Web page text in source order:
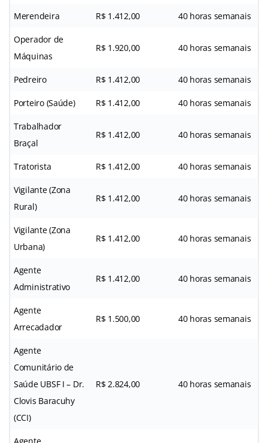
Merendeira R$ 1.412,00 40 horas semanais
Operador de
Máquinas
R$ 1.920,00 40 horas semanais
Pedreiro R$ 1.412,00 40 horas semanais
Porteiro (Saúde) R$ 1.412,00 40 horas semanais
Trabalhador
Braçal
R$ 1.412,00 40 horas semanais
Tratorista R$ 1.412,00 40 horas semanais
Vigilante (Zona
Rural)
R$ 1.412,00 40 horas semanais
Vigilante (Zona
Urbana)
R$ 1.412,00 40 horas semanais
Agente
Administrativo
R$ 1.412,00 40 horas semanais
Agente
Arrecadador
R$ 1.500,00 40 horas semanais
Agente
Comunitário de
Saúde UBSF I – Dr.
Clovis Baracuhy
(CCI)
R$ 2.824,00 40 horas semanais